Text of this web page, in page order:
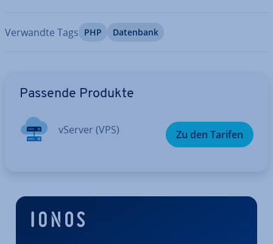
Verwandte Tags PHP Datenbank
Passende Produkte
vServer (VPS) Zu den Tarifen